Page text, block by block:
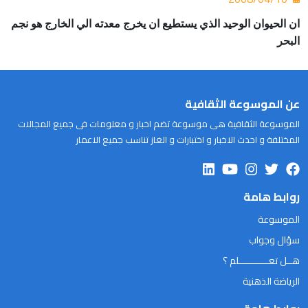
ان الحيوان الوحيد الذي يستطيع ان يخرج معدته الي الخارج هو نجم
البحر
عن الموسوعة الثقافية
الموسوعة الثقافية هى موسوعة تضم اخبار و معلومات فى جميع المجالات
المختلفة و احدث الاخبار و اختبارات و الغاز تناسب جميع الاعمار
روابط هامة
الموسوعة
سؤال وجواب
هــل تعـــــــــــلم ؟
الرياضة الذهنية